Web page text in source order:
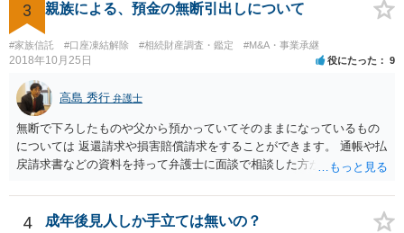
3 親族による、預金の無断引出しについて
#家族信託 #口座凍結解除 #相続財産調査・鑑定 #M&A・事業承継
2018年10月25日 役にたった 9
高島 秀行 弁護士
無断で下ろしたものや父から預かっていてそのままになっているもの
については 返還請求や損害賠償請求をすることができます。 通帳や払
戻請求書などの資料を持って弁護士に面談で相談した方がよいと思い
4 成年後見人しか手立ては無いの？